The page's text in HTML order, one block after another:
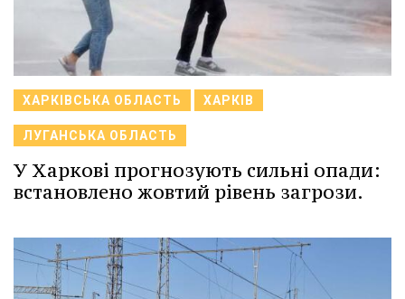
ХАРКІВСЬКА ОБЛАСТЬ ХАРКІВ
ЛУГАНСЬКА ОБЛАСТЬ
У Харкові прогнозують сильні опади:
встановлено жовтий рівень загрози.